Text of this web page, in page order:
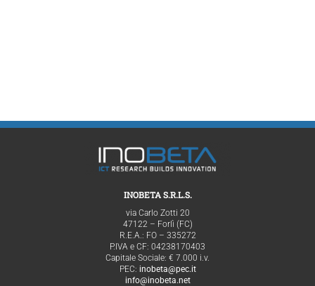
INOBETA S.R.L.S.
via Carlo Zotti 20
47122 – Forlì (FC)
R.E.A.: FO – 335272
P.IVA e CF: 04238170403
Capitale Sociale: € 7.000 i.v.
PEC: inobeta@pec.it
info@inobeta.net